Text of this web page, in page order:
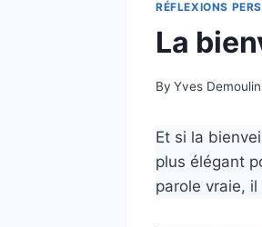
RÉFLEXIONS
La
By Yves Demoulin
Et si la
plus élégant
parole vraie,